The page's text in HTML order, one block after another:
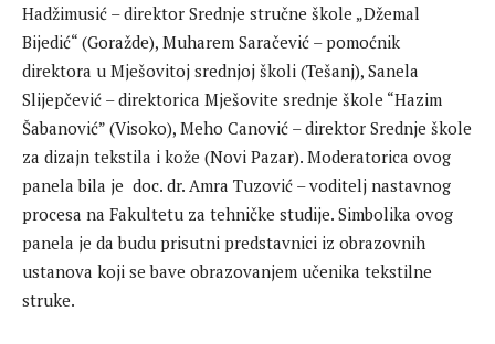
Hadžimusić – direktor Srednje stručne škole „Džemal
Bijedić“ (Goražde), Muharem Saračević – pomoćnik
direktora u Mješovitoj srednjoj školi (Tešanj), Sanela
Slijepčević – direktorica Mješovite srednje škole “Hazim
Šabanović” (Visoko), Meho Canović – direktor Srednje škole
za dizajn tekstila i kože (Novi Pazar). Moderatorica ovog
panela bila je doc. dr. Amra Tuzović – voditelj nastavnog
procesa na Fakultetu za tehničke studije. Simbolika ovog
panela je da budu prisutni predstavnici iz obrazovnih
ustanova koji se bave obrazovanjem učenika tekstilne
struke.